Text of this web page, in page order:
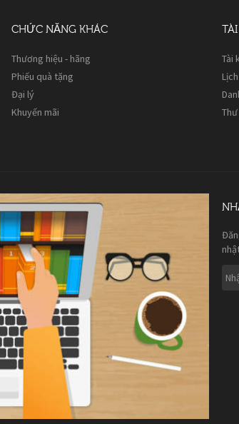
CHỨC NĂNG KHÁC
Thương hiệu - hãng
Phiếu quà tặng
Đại lý
Khuyến mãi
Tài